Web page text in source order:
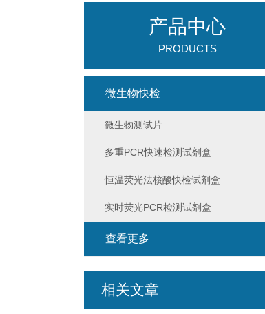
产品中心
PRODUCTS
微生物快检
微生物测试片
多重PCR快速检测试剂盒
恒温荧光法核酸快检试剂盒
实时荧光PCR检测试剂盒
查看更多
相关文章